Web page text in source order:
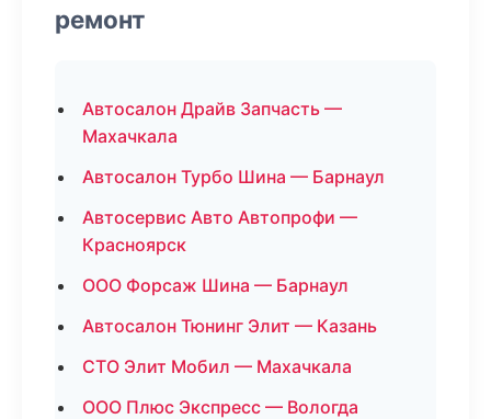
ремонт
Автосалон Драйв Запчасть —
Махачкала
Автосалон Турбо Шина — Барнаул
Автосервис Авто Автопрофи —
Красноярск
ООО Форсаж Шина — Барнаул
Автосалон Тюнинг Элит — Казань
СТО Элит Мобил — Махачкала
ООО Плюс Экспресс — Вологда